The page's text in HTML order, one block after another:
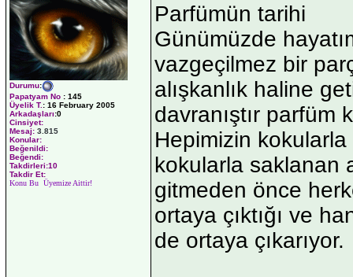
Durumu:
Papatyam No : 145
Üyelik T.: 16 February 2005
Arkadaşları:0
Cinsiyet:
Mesaj: 3.815
Konular:
Beğenildi:
Beğendi:
Takdirleri:10
Takdir Et:
Konu Bu Üyemize Aittir!
Parfümün tarihi
Günümüzde
vazgeçilmez bir
alışkanlık haline
davranıştır parfüm
Hepimizin kokularla
kokularla saklanan
gitmeden önce
ortaya çıktığı ve
de ortaya çıkarıyor.